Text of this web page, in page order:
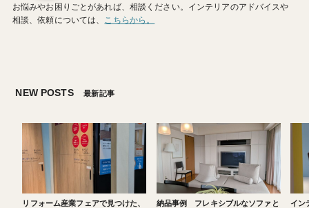
お悩みやお困りごとがあれば、相談ください。インテリアのアドバイスや
相談、依頼については、 こちらから。
NEW POSTS 最新記事
リフォーム産業フェアで見つけた、
納品事例 フレキシブルなソファと
イン